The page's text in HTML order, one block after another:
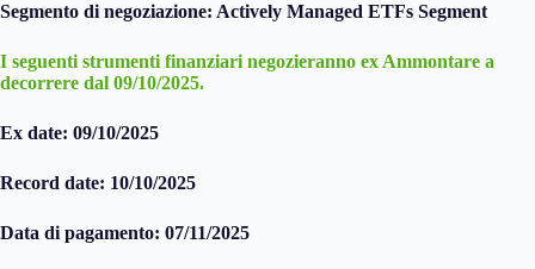
Segmento di negoziazione: Actively Managed ETFs Segment
I seguenti strumenti finanziari negozieranno ex Ammontare a
decorrere dal 09/10/2025.
Ex date: 09/10/2025
Record date: 10/10/2025
Data di pagamento: 07/11/2025